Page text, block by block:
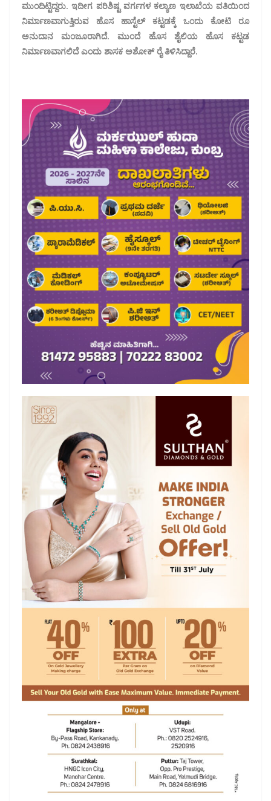
ಮುಂದಿಟ್ಟಿದ್ದರು. ಇದೀಗ ಪರಿಶಿಷ್ಟ ವರ್ಗಗಳ ಕಲ್ಯಾಣ ಇಲಾಖೆಯ ವತಿಯಿಂದ
ನಿರ್ಮಾಣವಾಗುತ್ತಿರುವ ಹೊಸ ಹಾಸ್ಟೆಲ್ ಕಟ್ಟಡಕ್ಕೆ ಒಂದು ಕೋಟಿ ರೂ
ಅನುದಾನ ಮಂಜೂರಾಗಿದೆ. ಮುಂದೆ ಹೊಸ ಶೈಲಿಯ ಹೊಸ ಕಟ್ಟಡ
ನಿರ್ಮಾಣವಾಗಲಿದೆ ಎಂದು ಶಾಸಕ ಅಶೋಕ್ ರೈ ತಿಳಿಸಿದ್ದಾರೆ.